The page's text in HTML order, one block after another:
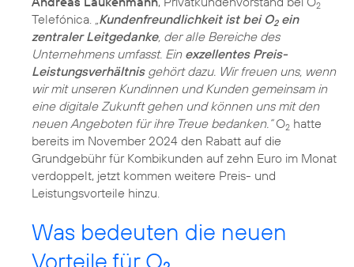
2
Telefónica. „Kundenfreundlichkeit ist bei O2ein
zentraler Leitgedanke, der alle Bereiche des
Unternehmens umfasst. Ein exzellentes Preis-
Leistungsverhältnisgehört dazu. Wir freuen uns, wenn
wir mit unseren Kundinnen und Kunden gemeinsam in
eine digitale Zukunft gehen und können uns mit den
neuen Angeboten für ihre Treue bedanken.“O2 hatte
bereits im November 2024 den Rabatt auf die
Grundgebühr für Kombikunden auf zehn Euro im Monat
verdoppelt, jetzt kommen weitere Preis- und
Leistungsvorteile hinzu.
Was bedeuten die neuen